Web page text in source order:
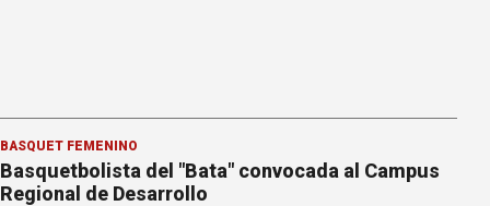
BÁSQUET FEMENINO
Basquetbolista del "Bata" convocada al Campus
Regional de Desarrollo